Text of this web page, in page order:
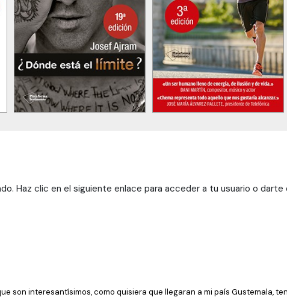
Haz clic en el siguiente enlace para acceder a tu usuario o
son interesantísimos, como quisiera que llegaran a mi país Gustemala,